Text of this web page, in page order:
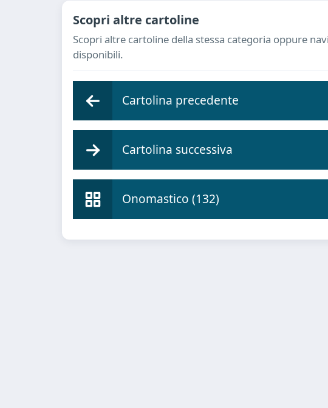
Scopri altre cartoline
Scopri altre cartoline della stessa categoria oppure
disponibili.
Cartolina precedente
Cartolina successiva
Onomastico (132)